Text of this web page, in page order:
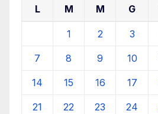
L M M G
1 2 3
7 8 9 10
14 15 16 17
21 22 23 24